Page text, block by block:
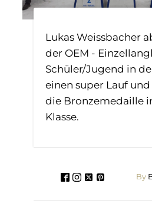
Lukas Weissbacher
der OEM -
Schüler/Jugend in
einen super Lauf
die Bronzemedaille
Klasse.
By